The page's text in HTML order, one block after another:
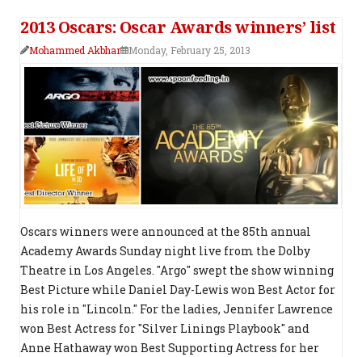
2013 Oscars: Oscar Awards winners’ list
Mohammed Akbhar Monday, February 25, 2013
Oscars winners were announced at the 85th annual
Academy Awards Sunday night live from the Dolby
Theatre in Los Angeles. "Argo" swept the show winning
Best Picture while Daniel Day-Lewis won Best Actor for
his role in "Lincoln." For the ladies, Jennifer Lawrence
won Best Actress for "Silver Linings Playbook" and
Anne Hathaway won Best Supporting Actress for her